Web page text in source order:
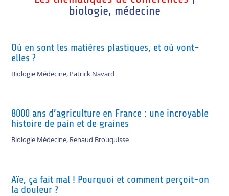
biologie, médecine
Où en sont les matières plastiques, et où vont-
elles ?
Biologie Médecine, Patrick Navard
8000 ans d’agriculture en France : une incroyable
histoire de pain et de graines
Biologie Médecine, Renaud Brouquisse
Aïe, ça fait mal ! Pourquoi et comment perçoit-on
la douleur ?